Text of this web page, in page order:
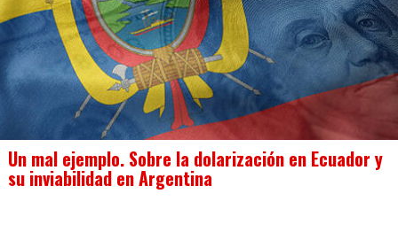
Un mal ejemplo. Sobre la dolarización en Ecuador y
su inviabilidad en Argentina